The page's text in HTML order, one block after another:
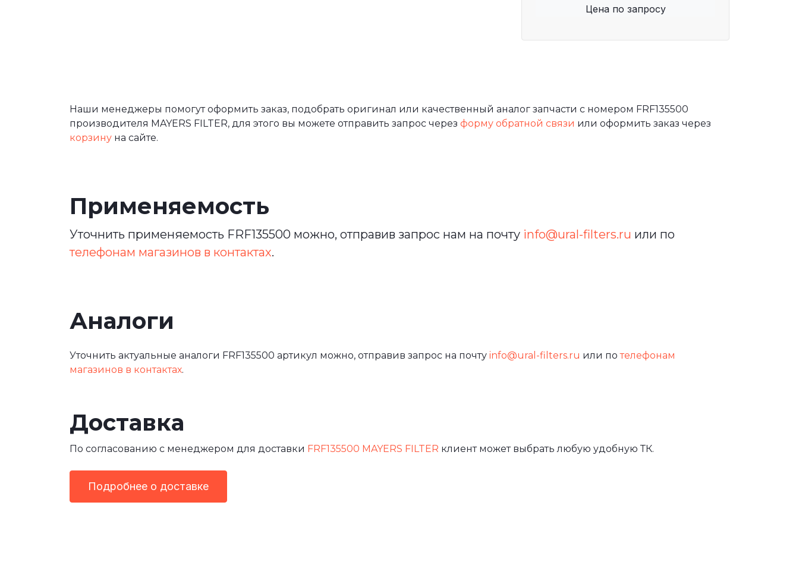
Цена по запросу
Наши менеджеры помогут оформить заказ, подобрать оригинал или качественный аналог запчасти с номером FRF135500
производителя MAYERS FILTER, для этого вы можете отправить запрос через форму обратной связи или оформить заказ через
корзину на сайте.
Применяемость
Уточнить применяемость FRF135500 можно, отправив запрос нам на почту info@ural-filters.ru или по
телефонам магазинов в контактах.
Аналоги
Уточнить актуальные аналоги FRF135500 артикул можно, отправив запрос на почту info@ural-filters.ru или потелефонам
магазинов в контактах.
Доставка
По согласованию с менеджером для доставки FRF135500 MAYERS FILTER клиент может выбрать любую удобную ТК.
Подробнее о доставке